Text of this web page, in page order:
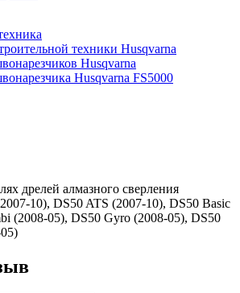
техники Husqvarna
Husqvarna
Husqvarna FS5000
дрелей алмазного сверления
10), DS50 ATS (2007-10), DS50 Basic
(2008-05), DS50 Gyro (2008-05), DS50